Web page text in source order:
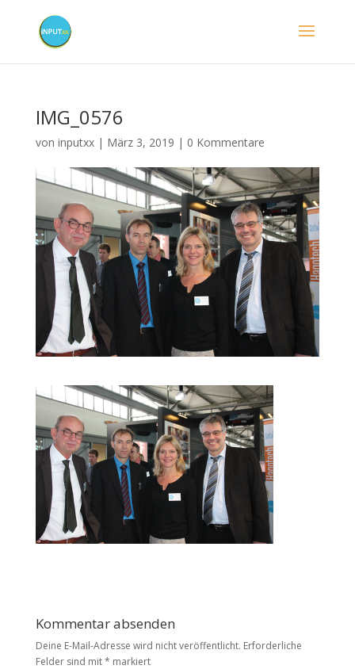
IMG_0576
von inputxx| März 3, 2019 | 0 Kommentare
Kommentar absenden
Deine E-Mail-Adresse wird nicht veröffentlicht. Erforderliche
Felder sind mit* markiert